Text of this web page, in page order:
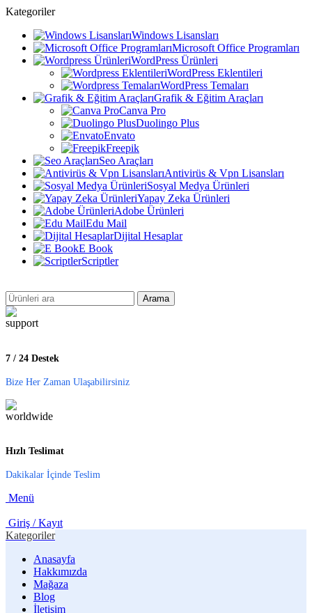
Kategoriler
Windows Lisansları
Microsoft Office Programları
WordPress Ürünleri
WordPress Eklentileri
WordPress Temaları
Grafik & Eğitim Araçları
Canva Pro
Duolingo Plus
Envato
Freepik
Seo Araçları
Antivirüs & Vpn Lisansları
Sosyal Medya Ürünleri
Yapay Zeka Ürünleri
Adobe Ürünleri
Edu Mail
Dijital Hesaplar
E Book
Scriptler
Arama
7 / 24 Destek
Bize Her Zaman Ulaşabilirsiniz
Hızlı Teslimat
Dakikalar İçinde Teslim
Menü
Giriş / Kayıt
Kategoriler
Anasayfa
Hakkımızda
Mağaza
Blog
İletişim